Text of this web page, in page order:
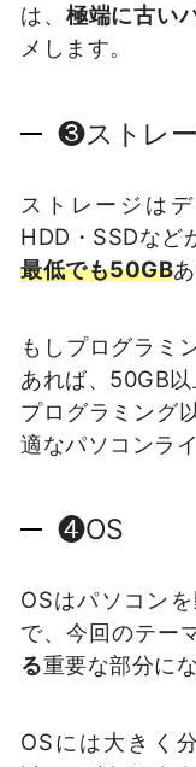
は、 極端に古い
メします。
❸ストレ
ストレージは
HDD・SSDなど
最低でも50GB
もしプログラミ
あれば、50GB以
プログラミング
適なパソコンラ
❹OS
OSはパソコン
で、今回のテー
る重要な部分に
OSには大きく